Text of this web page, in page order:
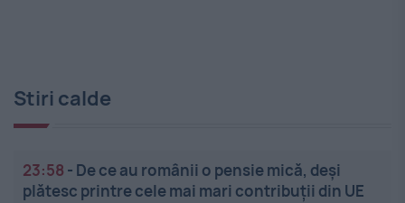
Stiri calde
23:58 - De ce au românii o pensie mică, deși
plătesc printre cele mai mari contribuții din UE